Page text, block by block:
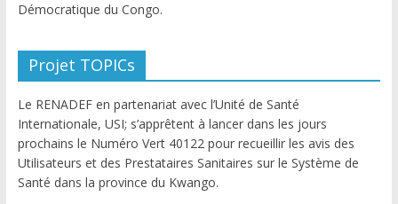
Démocratique du Congo.
Projet TOPICs
Le RENADEF en partenariat avec l’Unité de Santé
Internationale, USI; s’apprêtent à lancer dans les jours
prochains le Numéro Vert 40122 pour recueillir les avis des
Utilisateurs et des Prestataires Sanitaires sur le Système de
Santé dans la province du Kwango.